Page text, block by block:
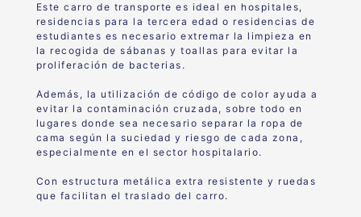
Este carro de transporte es ideal en hospitales,
residencias para la tercera edad o residencias de
estudiantes es necesario extremar la limpieza en
la recogida de sábanas y toallas para evitar la
proliferación de bacterias.
Además, la utilización de código de color ayuda a
evitar la contaminación cruzada, sobre todo en
lugares donde sea necesario separar la ropa de
cama según la suciedad y riesgo de cada zona,
especialmente en el sector hospitalario.
Con estructura metálica extra resistente y ruedas
que facilitan el traslado del carro.